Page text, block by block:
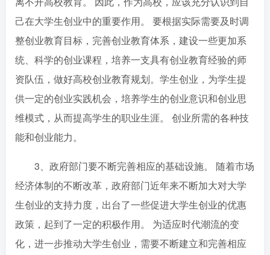
己在大学生创业中的重要作用。 要根据实际需要及时调
整创业教育目标，完善创业教育体系，建设一些更加系
统、科学的创业课程，培养一支具有创业教育经验的师
资队伍，做好高校创业教育规划。学生创业，为学生提
供一定的创业实践机会，培养学生的创业意识和创业思
维模式，从而提高学生的职业生涯。 创业所需的各种技
能和创业能力。
3、政府部门要不断完善相应的基础设施。 随着市场
经济体制的不断改革，政府部门近年来不断加大对大学
生创业的支持力度，出台了一些促进大学生创业的优惠
政策，起到了一定的积极作用。 为适应时代潮流的变
化，进一步推动大学生创业，需要不断建立和完善相应